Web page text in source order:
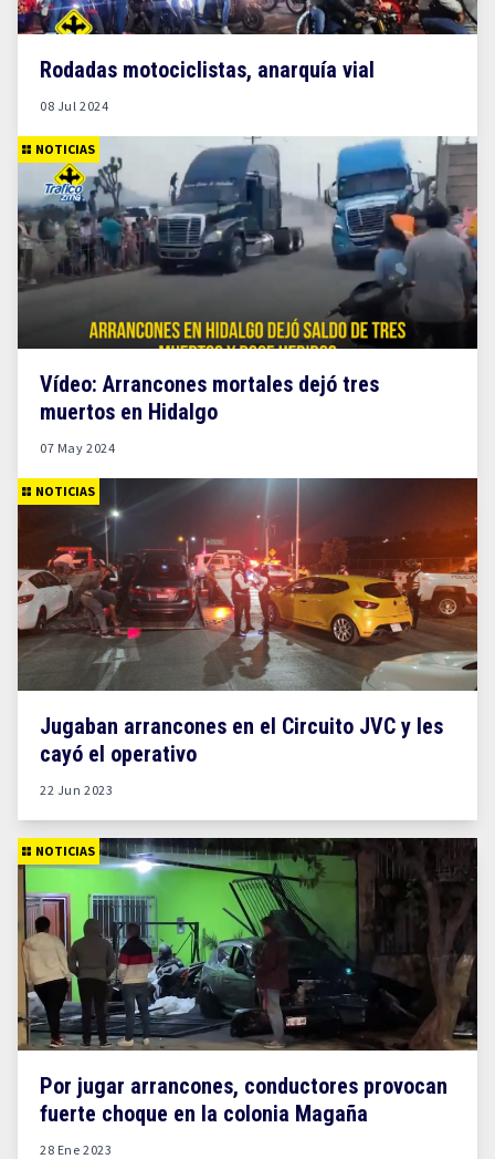
Rodadas motociclistas, anarquía vial
08 Jul 2024
NOTICIAS
Vídeo: Arrancones mortales dejó tres
muertos en Hidalgo
07 May 2024
NOTICIAS
Jugaban arrancones en el Circuito JVC y les
cayó el operativo
22 Jun 2023
NOTICIAS
Por jugar arrancones, conductores provocan
fuerte choque en la colonia Magaña
28 Ene 2023